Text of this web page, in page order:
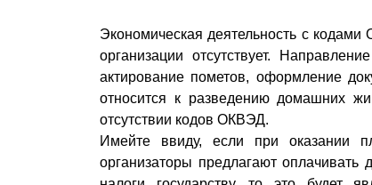
Экономическая деятельность с
организации отсутствует.
актирование пометов, оформление
относится к разведению домашних
отсутствии кодов ОКВЭД.
Имейте ввиду, если при оказании
организаторы предлагают